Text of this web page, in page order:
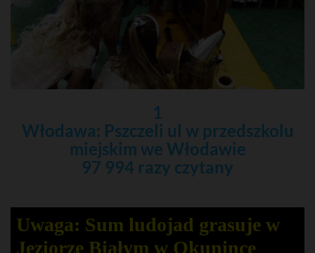
1
Włodawa: Pszczeli ul w przedszkolu
miejskim we Włodawie
97 994 razy czytany
Uwaga: Sum ludojad grasuje w
Jeziorze Białym w Okunince